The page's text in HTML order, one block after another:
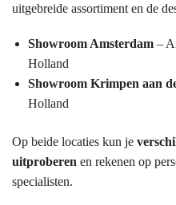
uitgebreide assortiment en de
Showroom Amsterdam –
Holland
Showroom Krimpen aan
Holland
Op beide locaties kun je
uitproberen en rekenen op
specialisten.